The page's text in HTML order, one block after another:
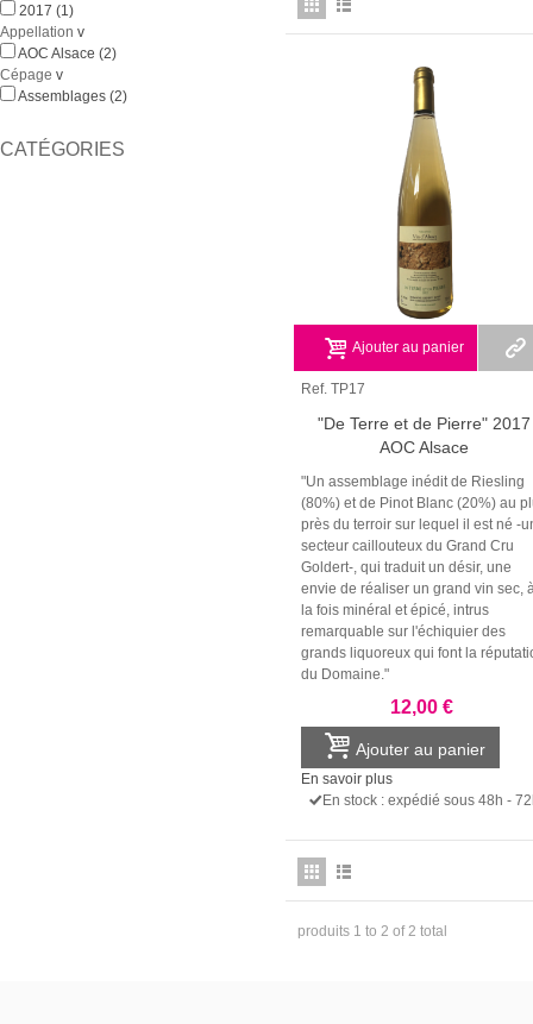
2017 (1)
Appellation v
AOC Alsace (2)
Cépage v
Assemblages (2)
CATÉGORIES
L'Edelzwicker du Domaine Burn est
finale. Il présente une robe jaune
en kir d'apéritif sans chichi.
Ajouter au panier
Ref. TP17
"De Terre et de Pierre" 2017
AOC Alsace
"Un assemblage inédit de Riesling
(80%) et de Pinot Blanc (20%) au
près du terroir sur lequel il est né -
secteur caillouteux du Grand Cru
Goldert-, qui traduit un désir, une
envie de réaliser un grand vin sec,
la fois minéral et épicé, intrus
remarquable sur l'échiquier des
grands liquoreux qui font la
du Domaine."
12,00 €
Ajouter au panier
En savoir plus
En stock : expédié sous 48h -
produits 1 to 2 of 2 total